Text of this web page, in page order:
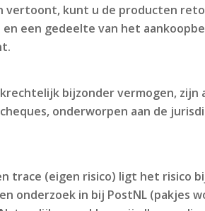
vertoont, kunt u de producten
een gedeelte van het
bijzonder vermogen, zijn
onderworpen aan de
trace (eigen risico) ligt het risico
onderzoek in bij PostNL (pakjes